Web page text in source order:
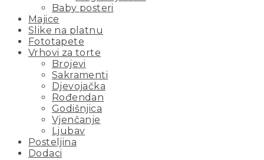
Baby posteri
Majice
Slike na platnu
Fototapete
Vrhovi za torte
Brojevi
Sakramenti
Djevojačka
Rođendan
Godišnjica
Vjenčanje
Ljubav
Posteljina
Dodaci